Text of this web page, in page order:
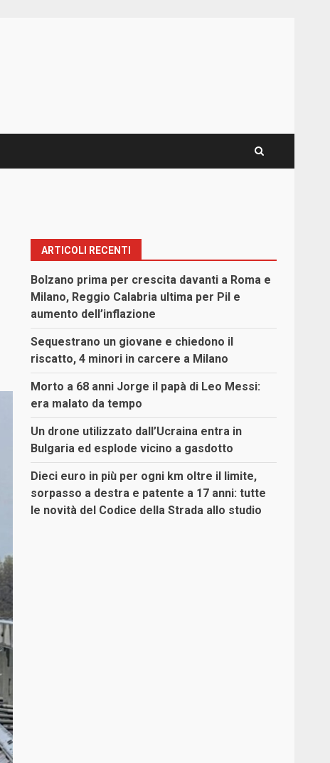
ARTICOLI RECENTI
Bolzano prima per crescita davanti a Roma e
Milano, Reggio Calabria ultima per Pil e
aumento dell’inflazione
Sequestrano un giovane e chiedono il
riscatto, 4 minori in carcere a Milano
Morto a 68 anni Jorge il papà di Leo Messi:
era malato da tempo
Un drone utilizzato dall’Ucraina entra in
Bulgaria ed esplode vicino a gasdotto
Dieci euro in più per ogni km oltre il limite,
sorpasso a destra e patente a 17 anni: tutte
le novità del Codice della Strada allo studio